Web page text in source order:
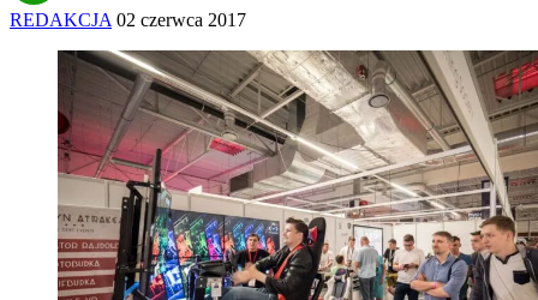
REDAKCJA 02 czerwca 2017